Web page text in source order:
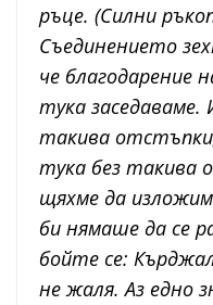
ръце. (Силни
Съединението
че благодарение
тука заседаваме.
такива
тука без такива
щяхме да
би нямаше да се
бойте се:
не жаля. Аз едно